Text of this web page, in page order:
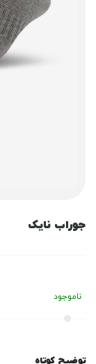
جوراب نایک
ناموجود
توضیح کوتاه